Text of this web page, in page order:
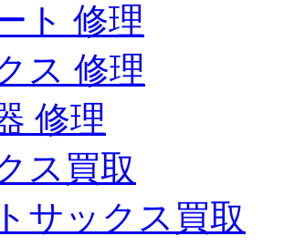
ト 修理
ス 修理
修理
ス買取
サックス買取